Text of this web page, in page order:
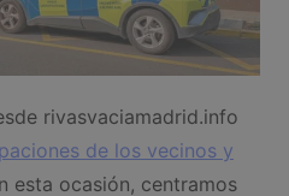
rivasvaciamadrid.info
de los vecinos y
esta ocasión, centramos